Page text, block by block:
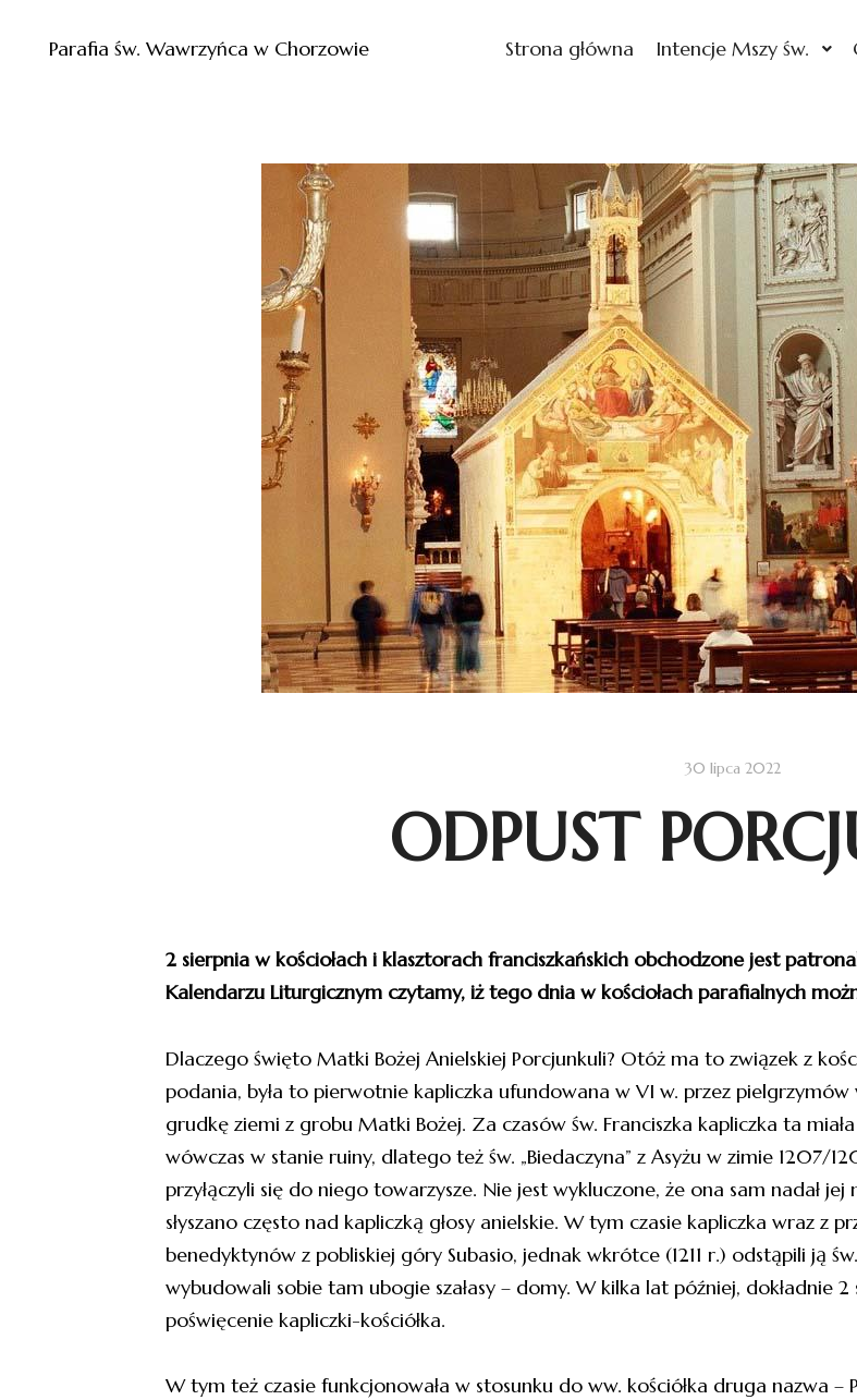
Parafia św. Wawrzyńca w Chorzowie Strona główna Intencje Mszy św.
30 lipca 2022
ODPUST
2 sierpnia w kościołach i klasztorach franciszkańskich obchodzone jest
Kalendarzu Liturgicznym czytamy, iż tego dnia w kościołach parafialnych
Dlaczego święto Matki Bożej Anielskiej Porcjunkuli? Otóż ma to związek z
podania, była to pierwotnie kapliczka ufundowana w VI w. przez
grudkę ziemi z grobu Matki Bożej. Za czasów św. Franciszka kapliczka ta
wówczas w stanie ruiny, dlatego też św. „Biedaczyna” z Asyżu w zimie 1207/
przyłączyli się do niego towarzysze. Nie jest wykluczone, że ona sam nadał
słyszano często nad kapliczką głosy anielskie. W tym czasie kapliczka wraz z
benedyktynów z pobliskiej góry Subasio, jednak wkrótce (1211 r.) odstąpili ją
wybudowali sobie tam ubogie szałasy – domy. W kilka lat później, dokładnie 2
poświęcenie kapliczki-kościółka.
W tym też czasie funkcjonowała w stosunku do ww. kościółka druga nazwa